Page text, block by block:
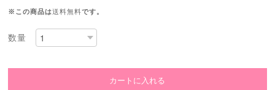
※この商品は送料無料です。
数量